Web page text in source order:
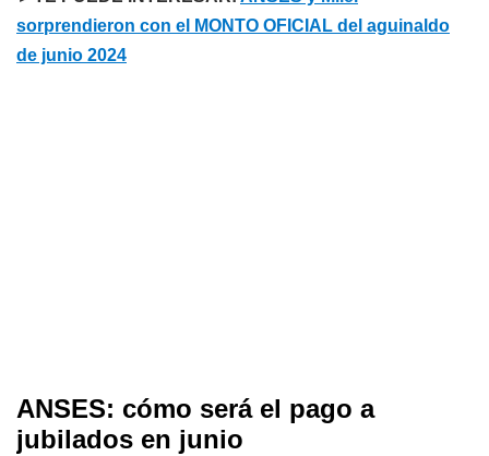
sorprendieron con el MONTO OFICIAL del aguinaldo
de junio 2024
ANSES: cómo será el pago a
jubilados en junio